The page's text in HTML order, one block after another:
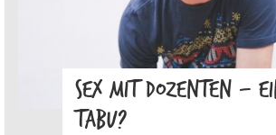
SEX MIT DOZENTEN –
TABU?